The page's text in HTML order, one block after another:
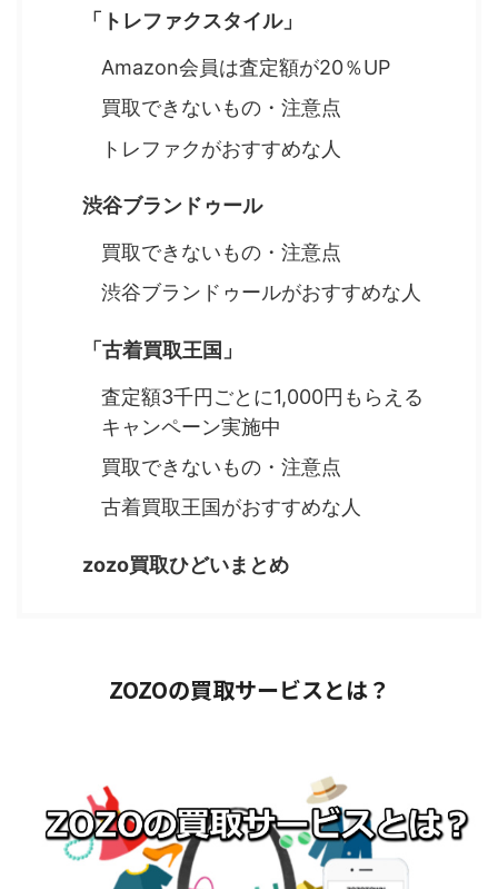
「トレファクスタイル」
Amazon会員は査定額が20％UP
買取できないもの・注意点
トレファクがおすすめな人
渋谷ブランドゥール
買取できないもの・注意点
渋谷ブランドゥールがおすすめな人
「古着買取王国」
査定額3千円ごとに1,000円もらえる
キャンペーン実施中
買取できないもの・注意点
古着買取王国がおすすめな人
zozo買取ひどいまとめ
ZOZOの買取サービスとは？